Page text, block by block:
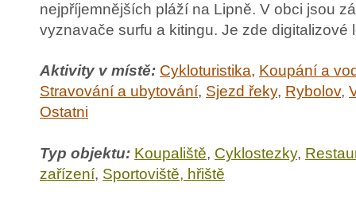
nejpříjemnějších pláží na Lipně. V obci jsou
vyznavače surfu a kitingu. Je zde digitalizové
Aktivity v místě: Cykloturistika, Koupání a
Stravování a ubytování, Sjezd řeky, Rybolov,
Ostatni
Typ objektu: Koupaliště, Cyklostezky,
zařízení, Sportoviště, hřiště